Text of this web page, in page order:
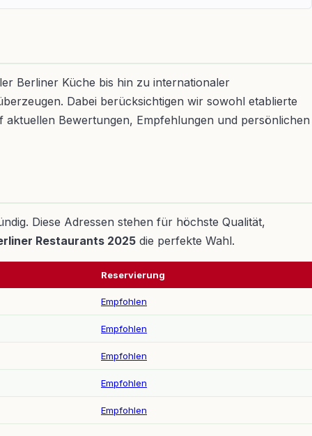
Berliner Küche bis hin zu internationaler
Dabei berücksichtigen wir sowohl etablierte
Bewertungen, Empfehlungen und persönlichen
Diese Adressen stehen für höchste Qualität,
Restaurants 2025 die perfekte Wahl.
Reservierung
Empfohlen
Empfohlen
Empfohlen
Empfohlen
Empfohlen